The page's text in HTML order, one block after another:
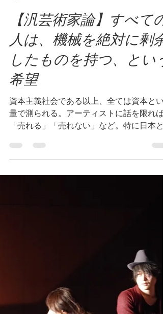
【汎芸術家論】すべての
人は、機械を絶対に剰余
したものを持つ、という
希望
資本主義社会である以上、全ては資本とい
量で測られる。アーティストに話を限れば
「売れる」「売れない」など。特に日本と
民族性によって、価値観が二元化しがちだ
そのこと自体を問題に思っていた時期もあ
た。自分がやっている、即興の面白さ...